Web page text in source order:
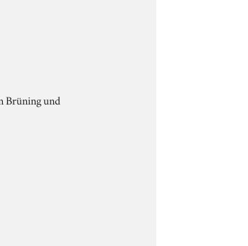
Brüning und